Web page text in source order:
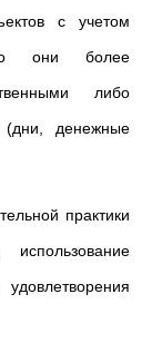
с учетом
они более
либо
(дни, денежные
практики